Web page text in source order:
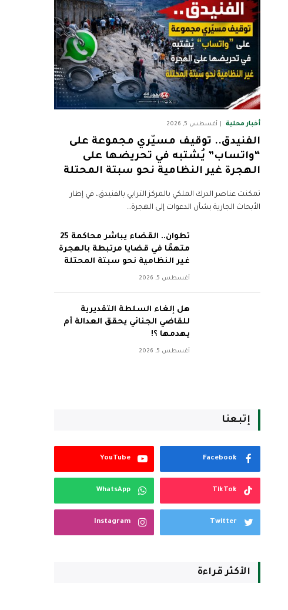
أخبار محلية أغسطس 5, 2026
الفنيدق.. توقيف مسيّري مجموعة على
“واتساب” يُشتبه في تحريضها على
الهجرة غير النظامية نحو سبتة المحتلة
تمكنت عناصر الدرك الملكي بالمركز الترابي بالفنيدق، في إطار
الأبحاث الجارية بشأن الدعوات إلى الهجرة…
تطوان.. القضاء يباشر محاكمة 25
متهمًا في قضايا مرتبطة بالهجرة
غير النظامية نحو سبتة المحتلة
أغسطس 5, 2026
هل إلغاء السلطة التقديرية
للقاضي الجنائي يحقق العدالة أم
يهدمها ؟!
أغسطس 5, 2026
إتبعنا
Facebook
YouTube
TikTok
WhatsApp
Twitter
Instagram
الأكثر قراءة